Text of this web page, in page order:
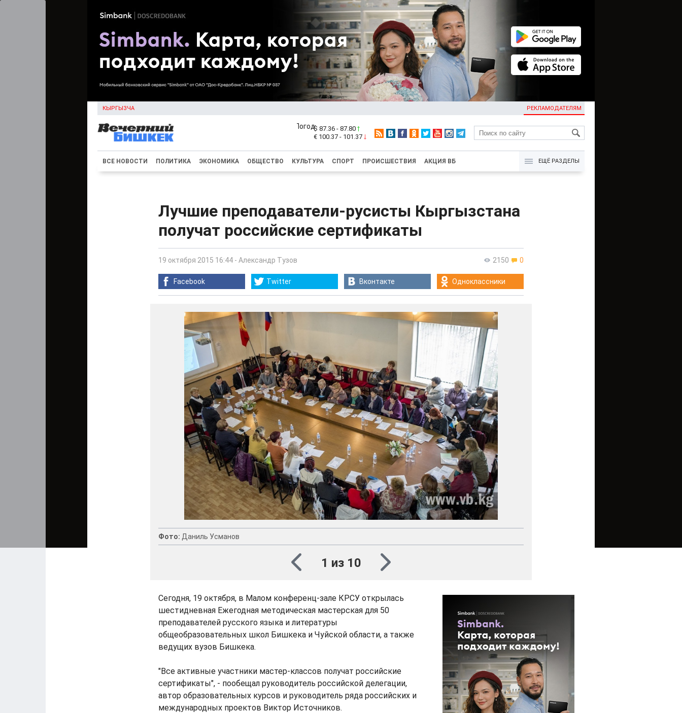
КЫРГЫЗЧА РЕКЛАМОДАТЕЛЯМ
KG
$ 87.36 - 87.80
€ 100.37 - 101.37
ВСЕ НОВОСТИ ПОЛИТИКА ЭКОНОМИКА ОБЩЕСТВО КУЛЬТУРА СПОРТ ПРОИСШЕСТВИЯ АКЦИЯ ВБ ЕЩЁ РАЗДЕЛЫ
Лучшие преподаватели-русисты Кыргызстана
получат российские сертификаты
2150 0
19 октября 2015 16:44 - Александр Тузов
Facebook Twitter Вконтакте Одноклассники
Фото: Даниль Усманов
1 из 10
Сегодня, 19 октября, в Малом конференц-зале КРСУ открылась
шестидневная Ежегодная методическая мастерская для 50
преподавателей русского языка и литературы
общеобразовательных школ Бишкека и Чуйской области, а также
ведущих вузов Бишкека.
"Все активные участники мастер-классов получат российские
сертификаты", - пообещал руководитель российской делегации,
автор образовательных курсов и руководитель ряда российских и
международных проектов Виктор Источников.